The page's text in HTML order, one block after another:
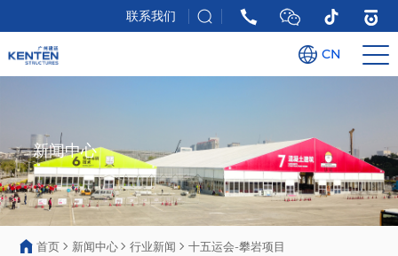
联系我们
CN
新闻中心
首页 新闻中心 行业新闻 十五运会-攀岩项目